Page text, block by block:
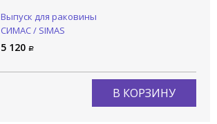
Выпуск для раковины
СИМАС / SIMAS
КОМПЛЕКТУЮЩИЕ PLCR
5 120
В КОРЗИНУ